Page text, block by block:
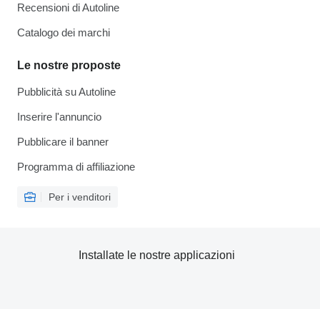
Recensioni di Autoline
Catalogo dei marchi
Le nostre proposte
Pubblicità su Autoline
Inserire l'annuncio
Pubblicare il banner
Programma di affiliazione
Per i venditori
Installate le nostre applicazioni